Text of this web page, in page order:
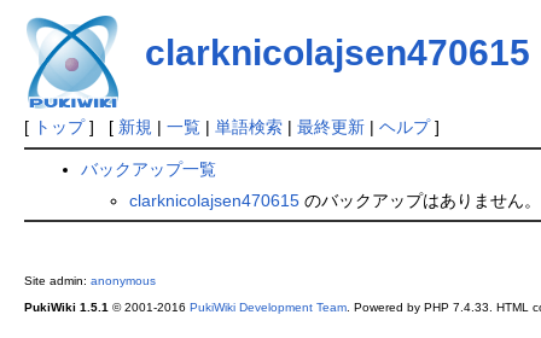
clarknicolajsen470615
[ トップ] [ 新規 | 一覧| 単語検索| 最終更新| ヘルプ]
バックアップ一覧
clarknicolajsen470615のバックアップはありません。
Site admin: anonymous
PukiWiki 1.5.1 © 2001-2016 PukiWiki Development Team. Powered by PHP 7.4.33. HTML